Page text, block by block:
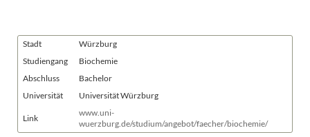
Stadt
Würzburg
Studiengang
Biochemie
Abschluss
Bachelor
Universität
Universität Würzburg
Link
www.uni-
wuerzburg.de/studium/angebot/faecher/biochemie/